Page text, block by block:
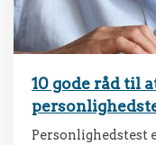
10 gode råd til
Personlighedstest